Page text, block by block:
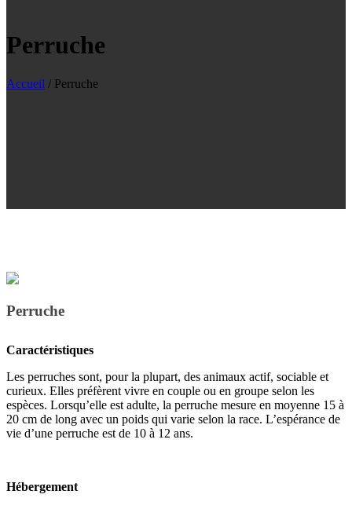
Perruche
Accueil / Perruche
Perruche
Caractéristiques
Les perruches sont, pour la plupart, des animaux actif, sociable et
curieux. Elles préfèrent vivre en couple ou en groupe selon les
espèces. Lorsqu’elle est adulte, la perruche mesure en moyenne 15 à
20 cm de long avec un poids qui varie selon la race. L’espérance de
vie d’une perruche est de 10 à 12 ans.
Hébergement